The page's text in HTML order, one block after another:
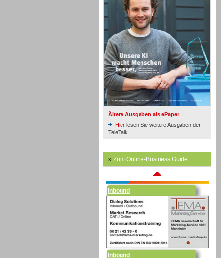
Ältere Ausgaben als ePaper
Hier lesen Sie weitere Ausgaben der
TeleTalk.
» Zum Online-Business Guide
Inbound
Inbound
Inbound